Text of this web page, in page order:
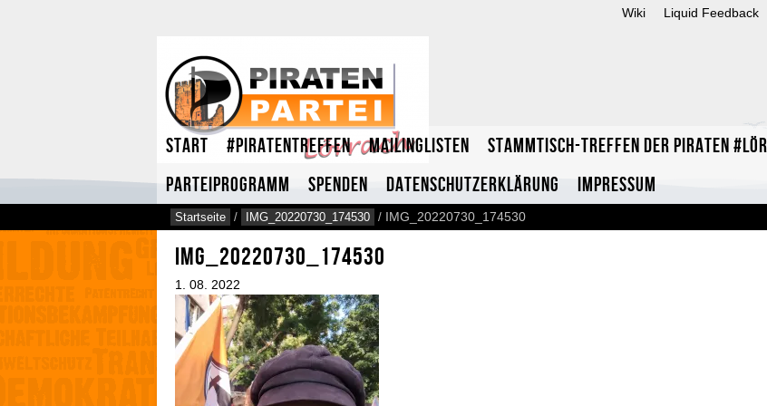
Wiki Liquid Feedback
Start #Piratentreffen Mailinglisten
Stammtisch-Treffen der Piraten
Parteiprogramm
Spenden Datenschutzerklärung Impressum
Startseite / IMG_20220730_174530 / IMG_20220730_174530
IMG_20220730_174530
1. 08. 2022